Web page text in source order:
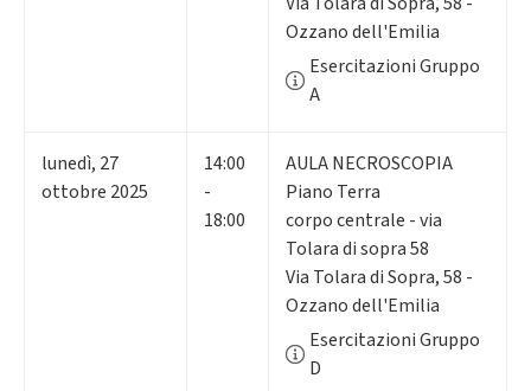
Ozzano dell'Emilia
Esercitazioni Gruppo
A
lunedì, 27
ottobre 2025
14:00
-
18:00
AULA NECROSCOPIA
Piano Terra
corpo centrale - via
Tolara di sopra 58
Via Tolara di Sopra, 58 -
Ozzano dell'Emilia
Esercitazioni Gruppo
D